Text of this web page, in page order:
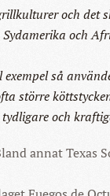
och det
och
exempel så
större
och
annat Texas